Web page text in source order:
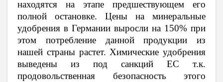
находятся на этапе предшествующем его
полной остановке. Цены на минеральные
удобрения в Германии выросли на 150% при
этом потребление данной продукции из
нашей страны растет. Химические удобрения
выведены из под санкций ЕС т.к.
продовольственная безопасность этого